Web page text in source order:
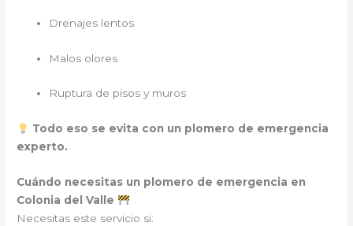
Drenajes lentos
Malos olores
Ruptura de pisos y muros
Todo eso se evita con un plomero de emergencia
experto.
Cuándo necesitas un plomero de emergencia en
Colonia del Valle
Necesitas este servicio si: